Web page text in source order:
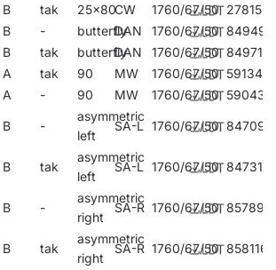
B tak 25x80CW 1760/67/50 278150
B - butterflyDAN 1760/67/50 849497
B tak butterflyDAN 1760/67/50 849718
A tak 90 MW 1760/67/50 591341
A - 90 MW 1760/67/50 590436
B -
asymmetric
left
SA-L 1760/67/50 847097
B tak
asymmetric
left
SA-L 1760/67/50 847318
B -
asymmetric
right
SA-R 1760/67/50 857898
B tak
asymmetric
right
SA-R 1760/67/50 858116